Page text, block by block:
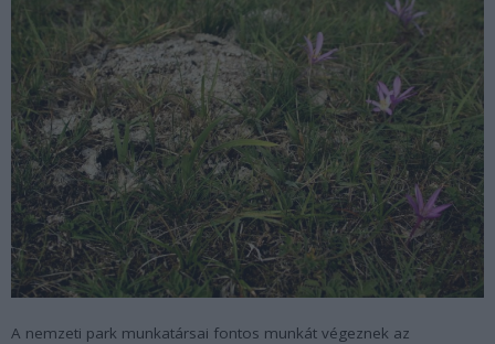
A nemzeti park munkatársai fontos munkát végeznek az